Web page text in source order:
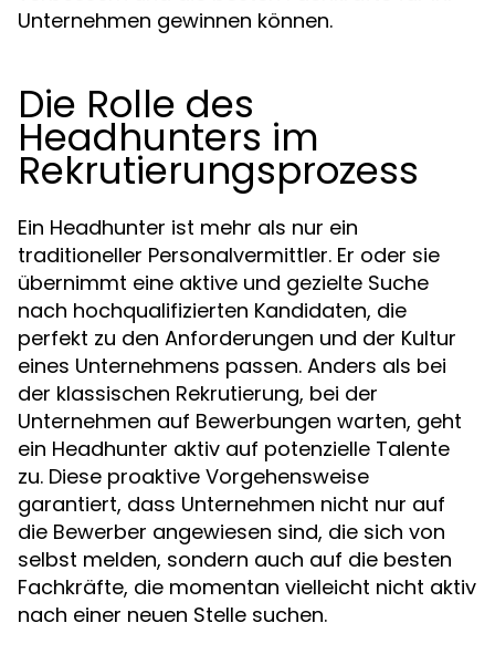
Unternehmen gewinnen können.
Die Rolle des
Headhunters im
Rekrutierungsprozess
Ein Headhunter ist mehr als nur ein
traditioneller Personalvermittler. Er oder sie
übernimmt eine aktive und gezielte Suche
nach hochqualifizierten Kandidaten, die
perfekt zu den Anforderungen und der Kultur
eines Unternehmens passen. Anders als bei
der klassischen Rekrutierung, bei der
Unternehmen auf Bewerbungen warten, geht
ein Headhunter aktiv auf potenzielle Talente
zu. Diese proaktive Vorgehensweise
garantiert, dass Unternehmen nicht nur auf
die Bewerber angewiesen sind, die sich von
selbst melden, sondern auch auf die besten
Fachkräfte, die momentan vielleicht nicht aktiv
nach einer neuen Stelle suchen.